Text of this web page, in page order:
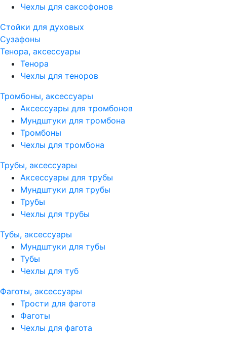
Чехлы для саксофонов
Стойки для духовых
Сузафоны
Тенора, аксессуары
Тенора
Чехлы для теноров
Тромбоны, аксессуары
Аксессуары для тромбонов
Мундштуки для тромбона
Тромбоны
Чехлы для тромбона
Трубы, аксессуары
Аксессуары для трубы
Мундштуки для трубы
Трубы
Чехлы для трубы
Тубы, аксессуары
Мундштуки для тубы
Тубы
Чехлы для туб
Фаготы, аксессуары
Трости для фагота
Фаготы
Чехлы для фагота